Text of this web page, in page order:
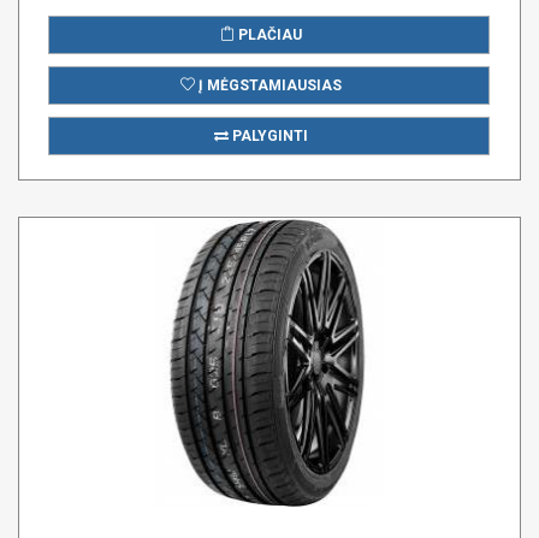
PLAČIAU
Į MĖGSTAMIAUSIAS
PALYGINTI